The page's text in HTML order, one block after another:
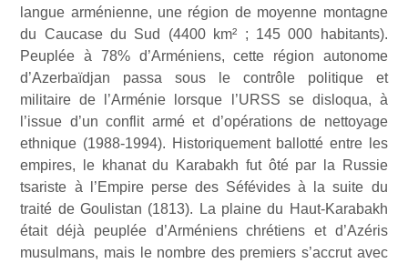
langue arménienne, une région de moyenne montagne
du Caucase du Sud (4400 km² ; 145 000 habitants).
Peuplée à 78% d’Arméniens, cette région autonome
d’Azerbaïdjan passa sous le contrôle politique et
militaire de l’Arménie lorsque l’URSS se disloqua, à
l’issue d’un conflit armé et d’opérations de nettoyage
ethnique (1988-1994). Historiquement ballotté entre les
empires, le khanat du Karabakh fut ôté par la Russie
tsariste à l’Empire perse des Séfévides à la suite du
traité de Goulistan (1813). La plaine du Haut-Karabakh
était déjà peuplée d’Arméniens chrétiens et d’Azéris
musulmans, mais le nombre des premiers s’accrut avec